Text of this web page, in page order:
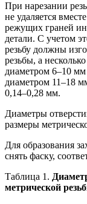
При нарезании
не удаляется
режущих граней
детали. С учетом
резьбу должны
резьбы, а
диаметром 6–10 мм
диаметром 11–18
0,14–0,28 мм.
Диаметры
размеры
Для образования
снять фаску,
Таблица 1.
метрической